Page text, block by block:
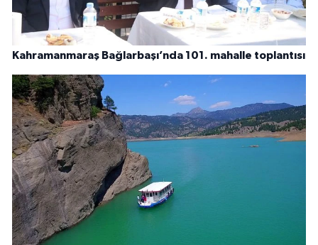
Kahramanmaraş Bağlarbaşı’nda 101. mahalle toplantısı